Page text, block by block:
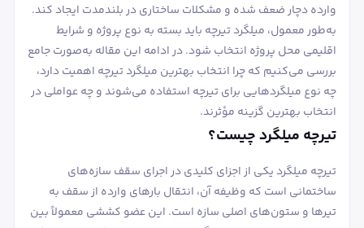
وارده دچار ضعف شده و مشکلات ساختاری در بلندمدت ایجاد کند.
به‌طور معمول، میلگرد تیرچه باید بسته به نوع پروژه و شرایط
اقلیمی محل پروژه انتخاب شود. در ادامه این مقاله به‌صورت جامع
بررسی می‌کنیم که چرا انتخاب بهترین میلگرد تیرچه اهمیت دارد،
چه نوع میلگردهایی برای تیرچه استفاده می‌شوند و چه عواملی در
انتخاب بهترین گزینه مؤثرند.
تیرچه میلگرد چیست؟
تیرچه میلگرد یکی از اجزای کلیدی در اجرای سقف سازه‌های
ساختمانی است که وظیفه آن، انتقال بارهای وارده از سقف به
تیرها و ستون‌های اصلی سازه است. این عضو کششی معمولاً بین